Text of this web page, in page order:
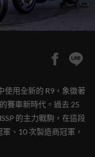
使用全新的 R9，象徵著
賽車新時代。過去 25
的主力戰駒，在這段
、10 次製造商冠軍，